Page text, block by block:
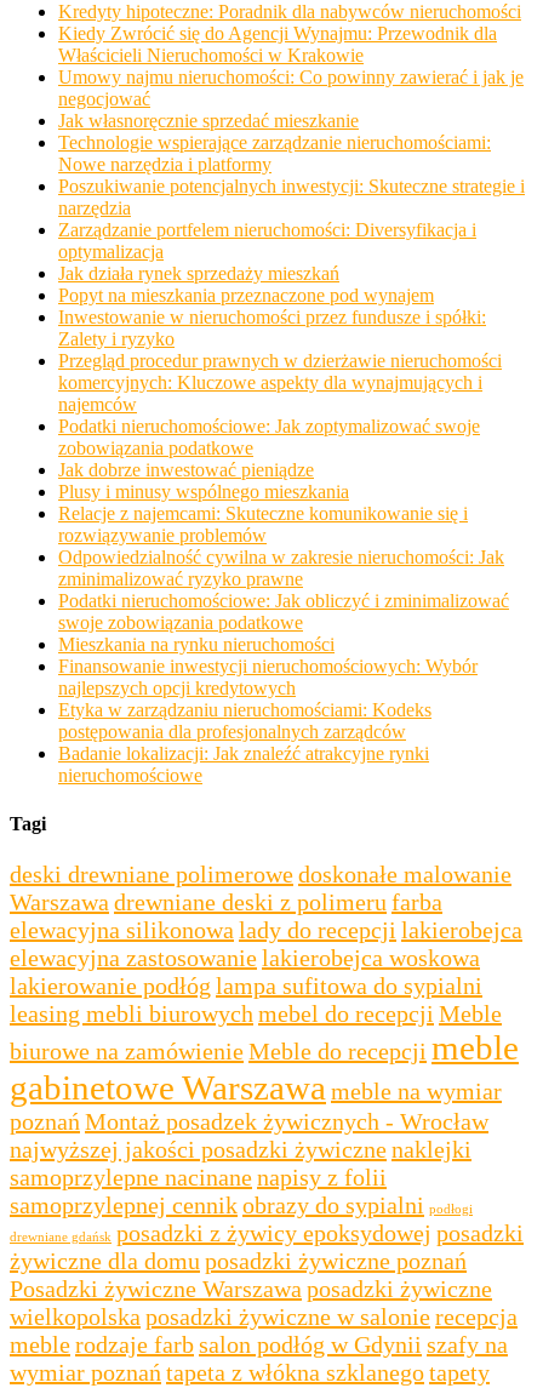
Kredyty hipoteczne: Poradnik dla nabywców nieruchomości
Kiedy Zwrócić się do Agencji Wynajmu: Przewodnik dla
Właścicieli Nieruchomości w Krakowie
Umowy najmu nieruchomości: Co powinny zawierać i jak je
negocjować
Jak własnoręcznie sprzedać mieszkanie
Technologie wspierające zarządzanie nieruchomościami:
Nowe narzędzia i platformy
Poszukiwanie potencjalnych inwestycji: Skuteczne strategie i
narzędzia
Zarządzanie portfelem nieruchomości: Diversyfikacja i
optymalizacja
Jak działa rynek sprzedaży mieszkań
Popyt na mieszkania przeznaczone pod wynajem
Inwestowanie w nieruchomości przez fundusze i spółki:
Zalety i ryzyko
Przegląd procedur prawnych w dzierżawie nieruchomości
komercyjnych: Kluczowe aspekty dla wynajmujących i
najemców
Podatki nieruchomościowe: Jak zoptymalizować swoje
zobowiązania podatkowe
Jak dobrze inwestować pieniądze
Plusy i minusy wspólnego mieszkania
Relacje z najemcami: Skuteczne komunikowanie się i
rozwiązywanie problemów
Odpowiedzialność cywilna w zakresie nieruchomości: Jak
zminimalizować ryzyko prawne
Podatki nieruchomościowe: Jak obliczyć i zminimalizować
swoje zobowiązania podatkowe
Mieszkania na rynku nieruchomości
Finansowanie inwestycji nieruchomościowych: Wybór
najlepszych opcji kredytowych
Etyka w zarządzaniu nieruchomościami: Kodeks
postępowania dla profesjonalnych zarządców
Badanie lokalizacji: Jak znaleźć atrakcyjne rynki
nieruchomościowe
Tagi
deski drewniane polimerowedoskonałe malowanie
Warszawa drewniane deski z polimeru farba
elewacyjna silikonowa lady do recepcji lakierobejca
elewacyjna zastosowanielakierobejca woskowa
lakierowanie podłóg lampa sufitowa do sypialni
leasing mebli biurowych mebel do recepcji Meble
biurowe na zamówienieMeble do recepcji meble
gabinetowe Warszawa meble na wymiar
poznań Montaż posadzek żywicznych - Wrocław
najwyższej jakości posadzki żywicznenaklejki
samoprzylepne nacinanenapisy z folii
samoprzylepnej cennikobrazy do sypialni podłogi
drewniane gdańsk posadzki z żywicy epoksydowej posadzki
żywiczne dla domu posadzki żywiczne poznań
Posadzki żywiczne Warszawa posadzki żywiczne
wielkopolska posadzki żywiczne w salonierecepcja
meblerodzaje farbsalon podłóg w Gdynii szafy na
wymiar poznań tapeta z włókna szklanegotapety